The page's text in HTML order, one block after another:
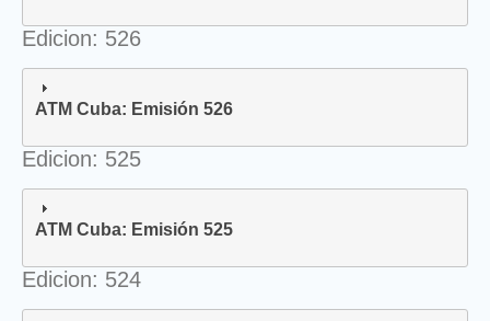
Edicion: 526
ATM Cuba: Emisión 526
Edicion: 525
ATM Cuba: Emisión 525
Edicion: 524